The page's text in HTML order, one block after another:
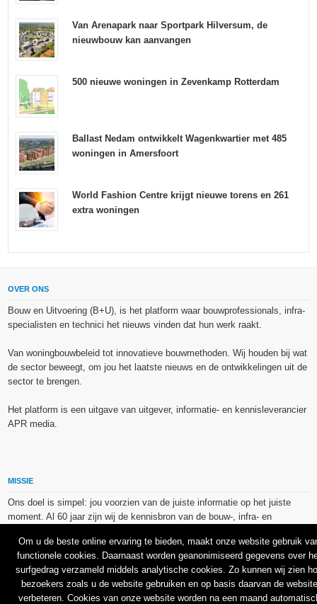
Van Arenapark naar Sportpark Hilversum, de
nieuwbouw kan aanvangen
500 nieuwe woningen in Zevenkamp Rotterdam
Ballast Nedam ontwikkelt Wagenkwartier met 485
woningen in Amersfoort
World Fashion Centre krijgt nieuwe torens en 261
extra woningen
OVER ONS
Bouw en Uitvoering (B+U), is het platform waar bouwprofessionals, infra-
specialisten en technici het nieuws vinden dat hun werk raakt.
Van woningbouwbeleid tot innovatieve bouwmethoden. Wij houden bij wat
de sector beweegt, om jou het laatste nieuws en de ontwikkelingen uit de
sector te brengen.
Het platform is een uitgave van uitgever, informatie- en kennisleverancier
APR media.
MISSIE
Ons doel is simpel: jou voorzien van de juiste informatie op het juiste
moment. Al 60 jaar zijn wij de kennisbron van de bouw-, infra- en
De op dit platform gebruikte afbeeldingen, illustraties en foto’s zijn ofwel
vrij van rechten verkregen via de bron van het betreffende bericht, of
binnen de aan APR media (groep) of BU media verschafte licentie(s) en
de daarmee verkregen rechten aangekocht bij Shutterstock en/of 123RF.
Om u de beste online ervaring te bieden, maakt onze website gebruik
functionele cookies. Daarnaast worden geanonimiseerd gegevens over
surfgedrag verzameld middels analytische cookies. Zo kunnen wij zien
bezoekers zoals u de website gebruiken en op basis daarvan de website
verbeteren. Cookies van onze website worden na een maand